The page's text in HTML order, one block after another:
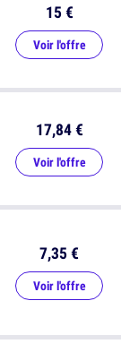
15 €
Voir l'offre
7,35 €
Voir l'offre
17,84 €
Voir l'offre